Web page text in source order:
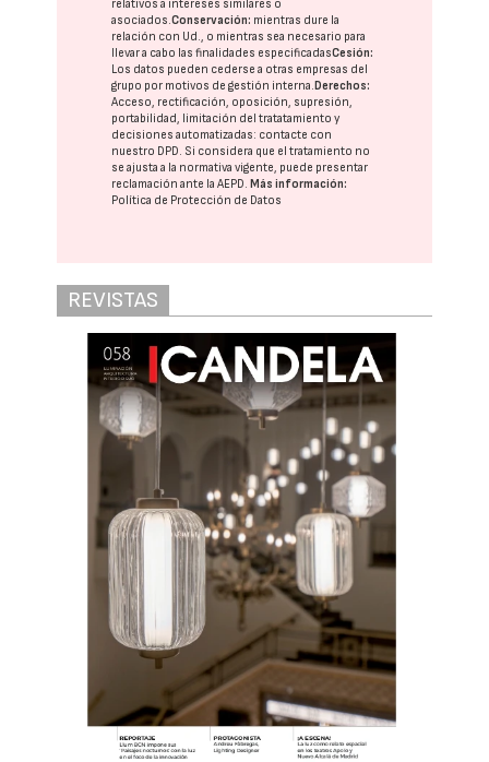
relativos a intereses similares o
asociados.Conservación: mientras dure la
relación con Ud., o mientras sea necesario para
llevar a cabo las finalidades especificadasCesión:
Los datos pueden cederse a otras empresas del
grupo por motivos de gestión interna. Derechos:
Acceso, rectificación, oposición, supresión,
portabilidad, limitación del tratatamiento y
decisiones automatizadas: contacte con
nuestro DPD. Si considera que el tratamiento no
se ajusta a la normativa vigente, puede presentar
reclamación ante laAEPD. Más información:
Política de Protección de Datos
REVISTAS